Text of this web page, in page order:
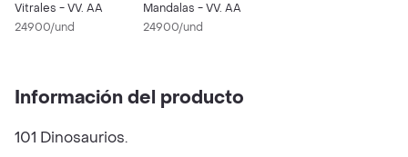
Vitrales - VV. AA
24900/und
Mandalas - VV. AA
24900/und
Información del producto
101 Dinosaurios.